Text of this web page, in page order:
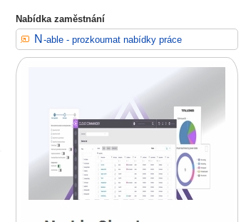
Nabídka zaměstnání
N-able - prozkoumat nabídky práce